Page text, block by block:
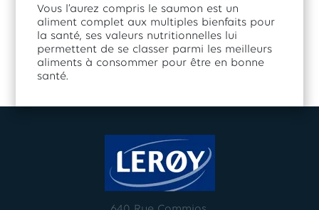
Vous l’aurez compris le saumon est un
aliment complet aux multiples bienfaits pour
la santé, ses valeurs nutritionnelles lui
permettent de se classer parmi les meilleurs
aliments à consommer pour être en bonne
santé.